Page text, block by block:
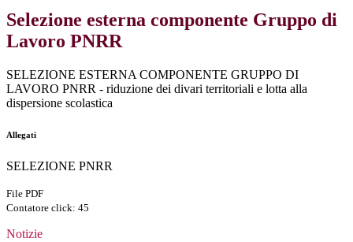
Selezione esterna componente Gruppo di
Lavoro PNRR
SELEZIONE ESTERNA COMPONENTE GRUPPO DI
LAVORO PNRR - riduzione dei divari territoriali e lotta alla
dispersione scolastica
Allegati
SELEZIONE PNRR
File PDF
Contatore click: 45
Notizie